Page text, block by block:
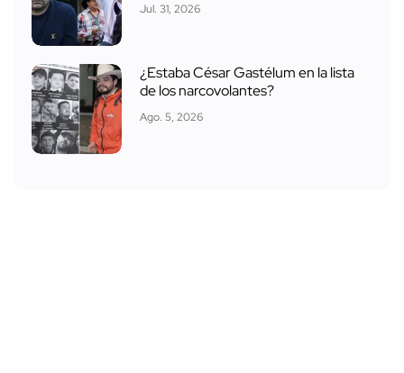
Jul. 31, 2026
¿Estaba César Gastélum en la lista
de los narcovolantes?
Ago. 5, 2026